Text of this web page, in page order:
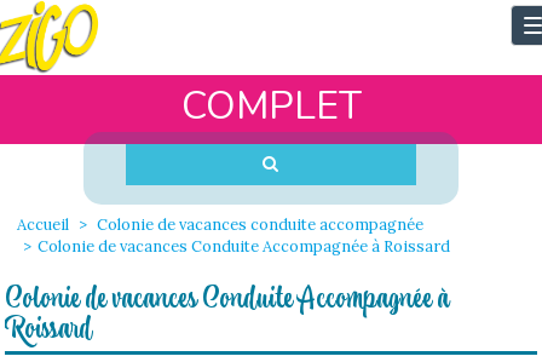
COMPLET
Accueil
Colonie de vacances conduite accompagnée
Colonie de vacances Conduite Accompagnée à Roissard
Colonie de vacances Conduite Accompagnée à
Roissard